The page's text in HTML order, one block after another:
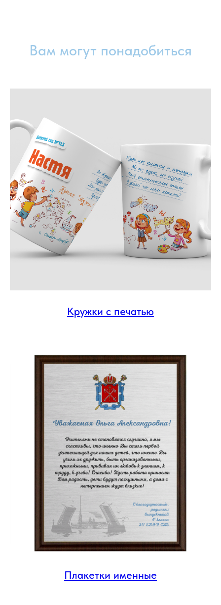
Вам могут понадобиться
Кружки с печатью
Плакетки именные